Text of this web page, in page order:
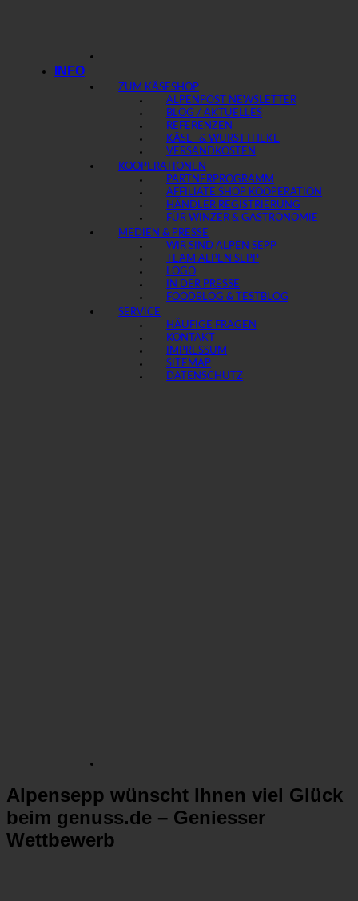
INFO
ZUM KÄSESHOP
ALPENPOST NEWSLETTER
BLOG / AKTUELLES
REFERENZEN
KÄSE- & WURSTTHEKE
VERSANDKOSTEN
KOOPERATIONEN
PARTNERPROGRAMM
AFFILIATE SHOP KOOPERATION
HÄNDLER REGISTRIERUNG
FÜR WINZER & GASTRONOMIE
MEDIEN & PRESSE
WIR SIND ALPEN SEPP
TEAM ALPEN SEPP
LOGO
IN DER PRESSE
FOODBLOG & TESTBLOG
SERVICE
HÄUFIGE FRAGEN
KONTAKT
IMPRESSUM
SITEMAP
DATENSCHUTZ
Alpensepp wünscht Ihnen viel Glück
beim genuss.de – Geniesser
Wettbewerb